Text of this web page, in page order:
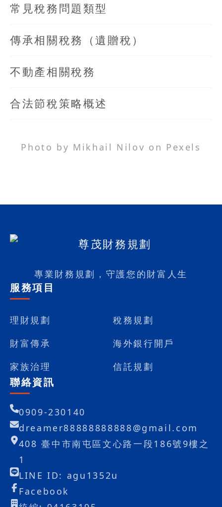
常見稅務問題類型
傳承相關稅務（遺贈稅）
不動產相關稅務
合法節稅策略概述
Photo by Mikhail Nilov on Pexels
專業財務規劃，守護您的財富人生
服務項目
理財規劃
稅務規劃
財富傳承
海外銀行開戶
家族治理
信託規劃
聯絡資訊
0909-230140
dreamer88888888888@gmail.com
408 臺中市南屯區文心路一段186號9樓之
1
LINE ID: agu1352u
Facebook